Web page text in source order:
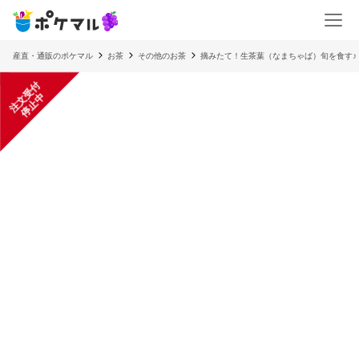
産直・通販のポケマル お茶 その他のお茶 摘みたて！生茶葉（なまちゃば）旬を食す♪
注
文
受
付
停
止
中